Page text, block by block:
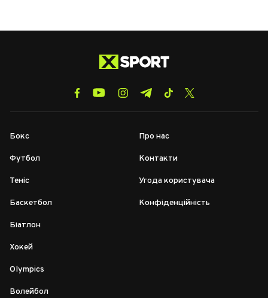
Бокс
Футбол
Теніс
Баскетбол
Біатлон
Хокей
Olympics
Волейбол
Про нас
Контакти
Угода користувача
Конфіденційність